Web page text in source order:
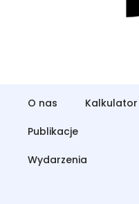
O nas Kalkulator
Publikacje
Wydarzenia